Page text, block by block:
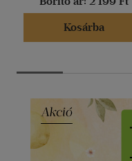
Kosárba